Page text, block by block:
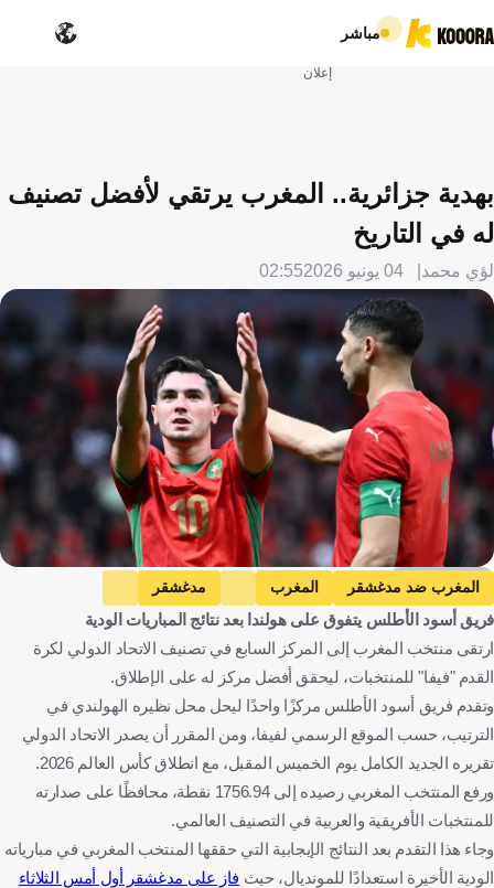
مباشر
إعلان
بهدية جزائرية.. المغرب يرتقي لأفضل تصنيف
له في التاريخ
لؤي محمد 04 يونيو 2026 02:55
Getty Images
المغرب ضد مدغشقر المغرب
مدغشقر
المباريات الودية
المغرب ضد النرويج
النرويج
هولندا ضد الجزائر
هولندا
الجزائر
البرازيل ضد المغرب
البرازيل
مدغشقر
النرويج الولايات المتحدة هولندا
الجزائر
البرازيل
كرة قدم
فريق أسود الأطلس يتفوق على هولندا بعد نتائج المباريات الودية
ارتقى منتخب المغرب إلى المركز السابع في تصنيف الاتحاد الدولي لكرة
القدم "فيفا" للمنتخبات، ليحقق أفضل مركز له على الإطلاق.
وتقدم فريق أسود الأطلس مركزًا واحدًا ليحل محل نظيره الهولندي في
الترتيب، حسب الموقع الرسمي لفيفا، ومن المقرر أن يصدر الاتحاد الدولي
تقريره الجديد الكامل يوم الخميس المقبل، مع انطلاق كأس العالم 2026.
ورفع المنتخب المغربي رصيده إلى 1756.94 نقطة، محافظًا على صدارته
للمنتخبات الأفريقية والعربية في التصنيف العالمي.
وجاء هذا التقدم بعد النتائج الإيجابية التي حققها المنتخب المغربي في مبارياته
الودية الأخيرة استعدادًا للمونديال، حيث فاز على مدغشقر أول أمس الثلاثاء